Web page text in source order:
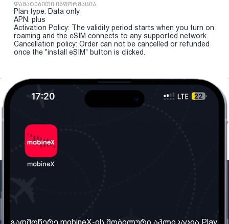
დამატებითი ინფორმაცია
Plan type: Data only
APN: plus
Activation Policy: The validity period starts when you turn on
roaming and the eSIM connects to any supported network.
Cancellation policy: Order can not be cancelled or refunded
once the "install eSIM" button is clicked.
ჩვენ შესახებ წესები და პირობები